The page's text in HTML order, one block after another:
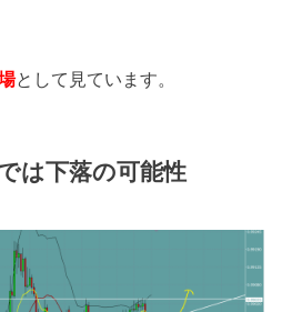
として見ています。
は下落の可能性